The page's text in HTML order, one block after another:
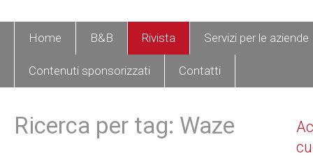
Home B&B Rivista Servizi per le aziende
Contenuti sponsorizzati Contatti
Ricerca per tag: Waze